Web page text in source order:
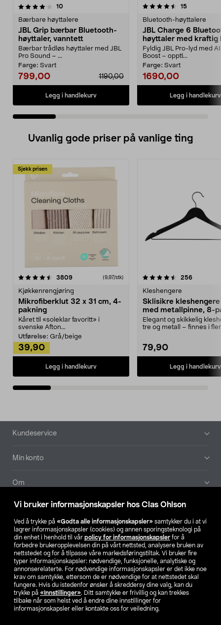
Vi bruker informasjonskapsler hos Clas Ohlson
Ved å trykke på «Godta alle informasjonskapsler» samtykker du i at vi
lagrer informasjonskapsler (cookies) og annen sporingsteknologi på
din enhet i henhold til vår policy for informasjonskapsler for å
forbedre brukeropplevelsen din på vårt nettsted, analysere bruken av
nettstedet og for å tilpasse våre markedsføringstiltak. Vi bruker fire
typer informasjonskapsler: nødvendige, funksjonelle, analytiske og
annonserelaterte. For nødvendige informasjonskapsler er det ikke noe
krav om samtykke, ettersom de er nødvendige for at nettstedet skal
fungere. Hvis du istedenfor ønsker å skreddersy dine valg, kan du
trykke på «Innstillinger». Ditt samtykke er frivillig og kan trekkes
tilbake når som helst ved å endre dine innstillinger for
informasjonskapsler eller kontakte oss for veiledning.
10anmeldelser
Bærbare høyttalere
JBL Grip bærbar Bluetooth-
høyttaler, vanntett
Bærbar trådløs høyttaler med JBL
Pro Sound – ...
Farge: Svart
799,00 1190,00
Legg i handlekurv
4.5 av 5 stjerner 15anmeldelser
Bluetooth-høyttalere
JBL Charge 6
høyttaler med kraftig
Fyldig JBL Pro-lyd med
Boost – oppti...
Farge: Svart
1690,00
Legg i handlekurv
4.0 av 5 stjerner
Uvanlig gode priser på vanlige ting
Sjekk prisen
3809anmeldelser(9,97/stk)
Kjøkkenrengjøring
Mikrofiberklut 32 x 31 cm, 4-
pakning
Kåret til «soleklar favoritt» i
svenske Afton...
Utførelse: Grå/beige
39,90
Legg i handlekurv
4.5av 5 stjerner 256
Kleshengere
Sklisikre
med metallpinne, 8-
Elegant og skikkelig
tre og metall – finnes i
79,90
Legg i handlekurv
4.5av 5 stjerner
Bunntekst
Kundeservice
Min konto
Om
Aktuelt
Våre selskaper
Finn din butikk
SE NO FI